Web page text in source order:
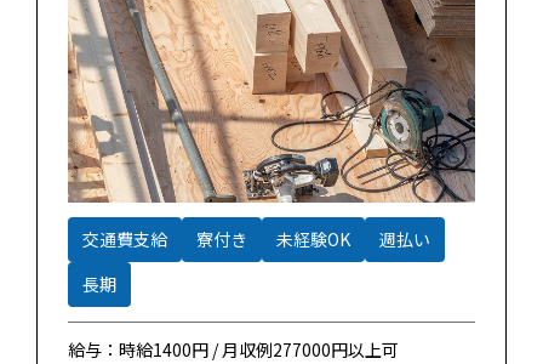
交通費支給 寮付き 未経験OK
週払い
長期
給与：時給1400円 / 月収例277000円以上可